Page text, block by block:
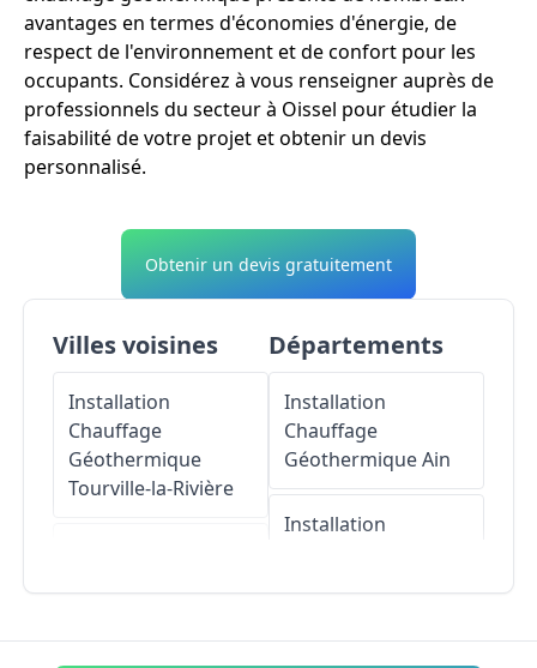
avantages en termes d'économies d'énergie, de
respect de l'environnement et de confort pour les
occupants. Considérez à vous renseigner auprès de
professionnels du secteur à Oissel pour étudier la
faisabilité de votre projet et obtenir un devis
personnalisé.
Obtenir un devis gratuitement
Villes voisines
Installation
Chauffage
Géothermique
Tourville-la-Rivière
Freneuse
Départements
Installation
Chauffage
GéothermiqueAin
Installation